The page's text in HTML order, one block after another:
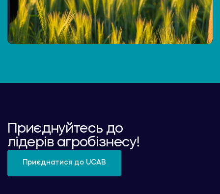
Приєднуйтесь до
лідерів агробізнесу!
Приєднатися до UCAB